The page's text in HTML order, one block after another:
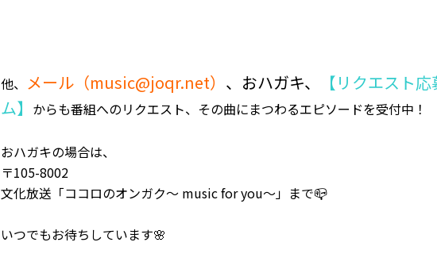
他、 メール（music@joqr.net） 、おハガキ、
【リクエスト
ム】 からも番組へのリクエスト、その曲にまつわるエピソードを受付中！
おハガキの場合は、
〒105-8002
文化放送「ココロのオンガク～ music for you～」まで📪
いつでもお待ちしています🌸